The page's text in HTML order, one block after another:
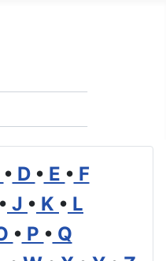
• D • E • F
• J • K • L
• P • Q